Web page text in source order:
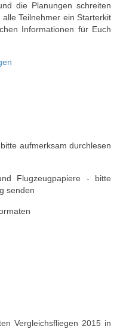
die Planungen schreiten
Teilnehmer ein Starterkit
Informationen für Euch
aufmerksam durchlesen
Flugzeugpapiere - bitte
senden
Vergleichsfliegen 2015 in